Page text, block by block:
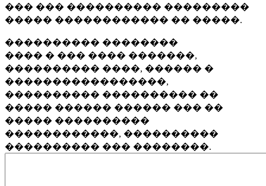
��� ��� ���������� ���������
����� ������������ �� �����.
���������� ��������
���� � ��� ���� �������,
���������� ����, ������ �
�����������������,
���������� ���������� ��
����� ������ ������ ��� ��
����� ����������
������������, ����������
���������� ��� ��������.